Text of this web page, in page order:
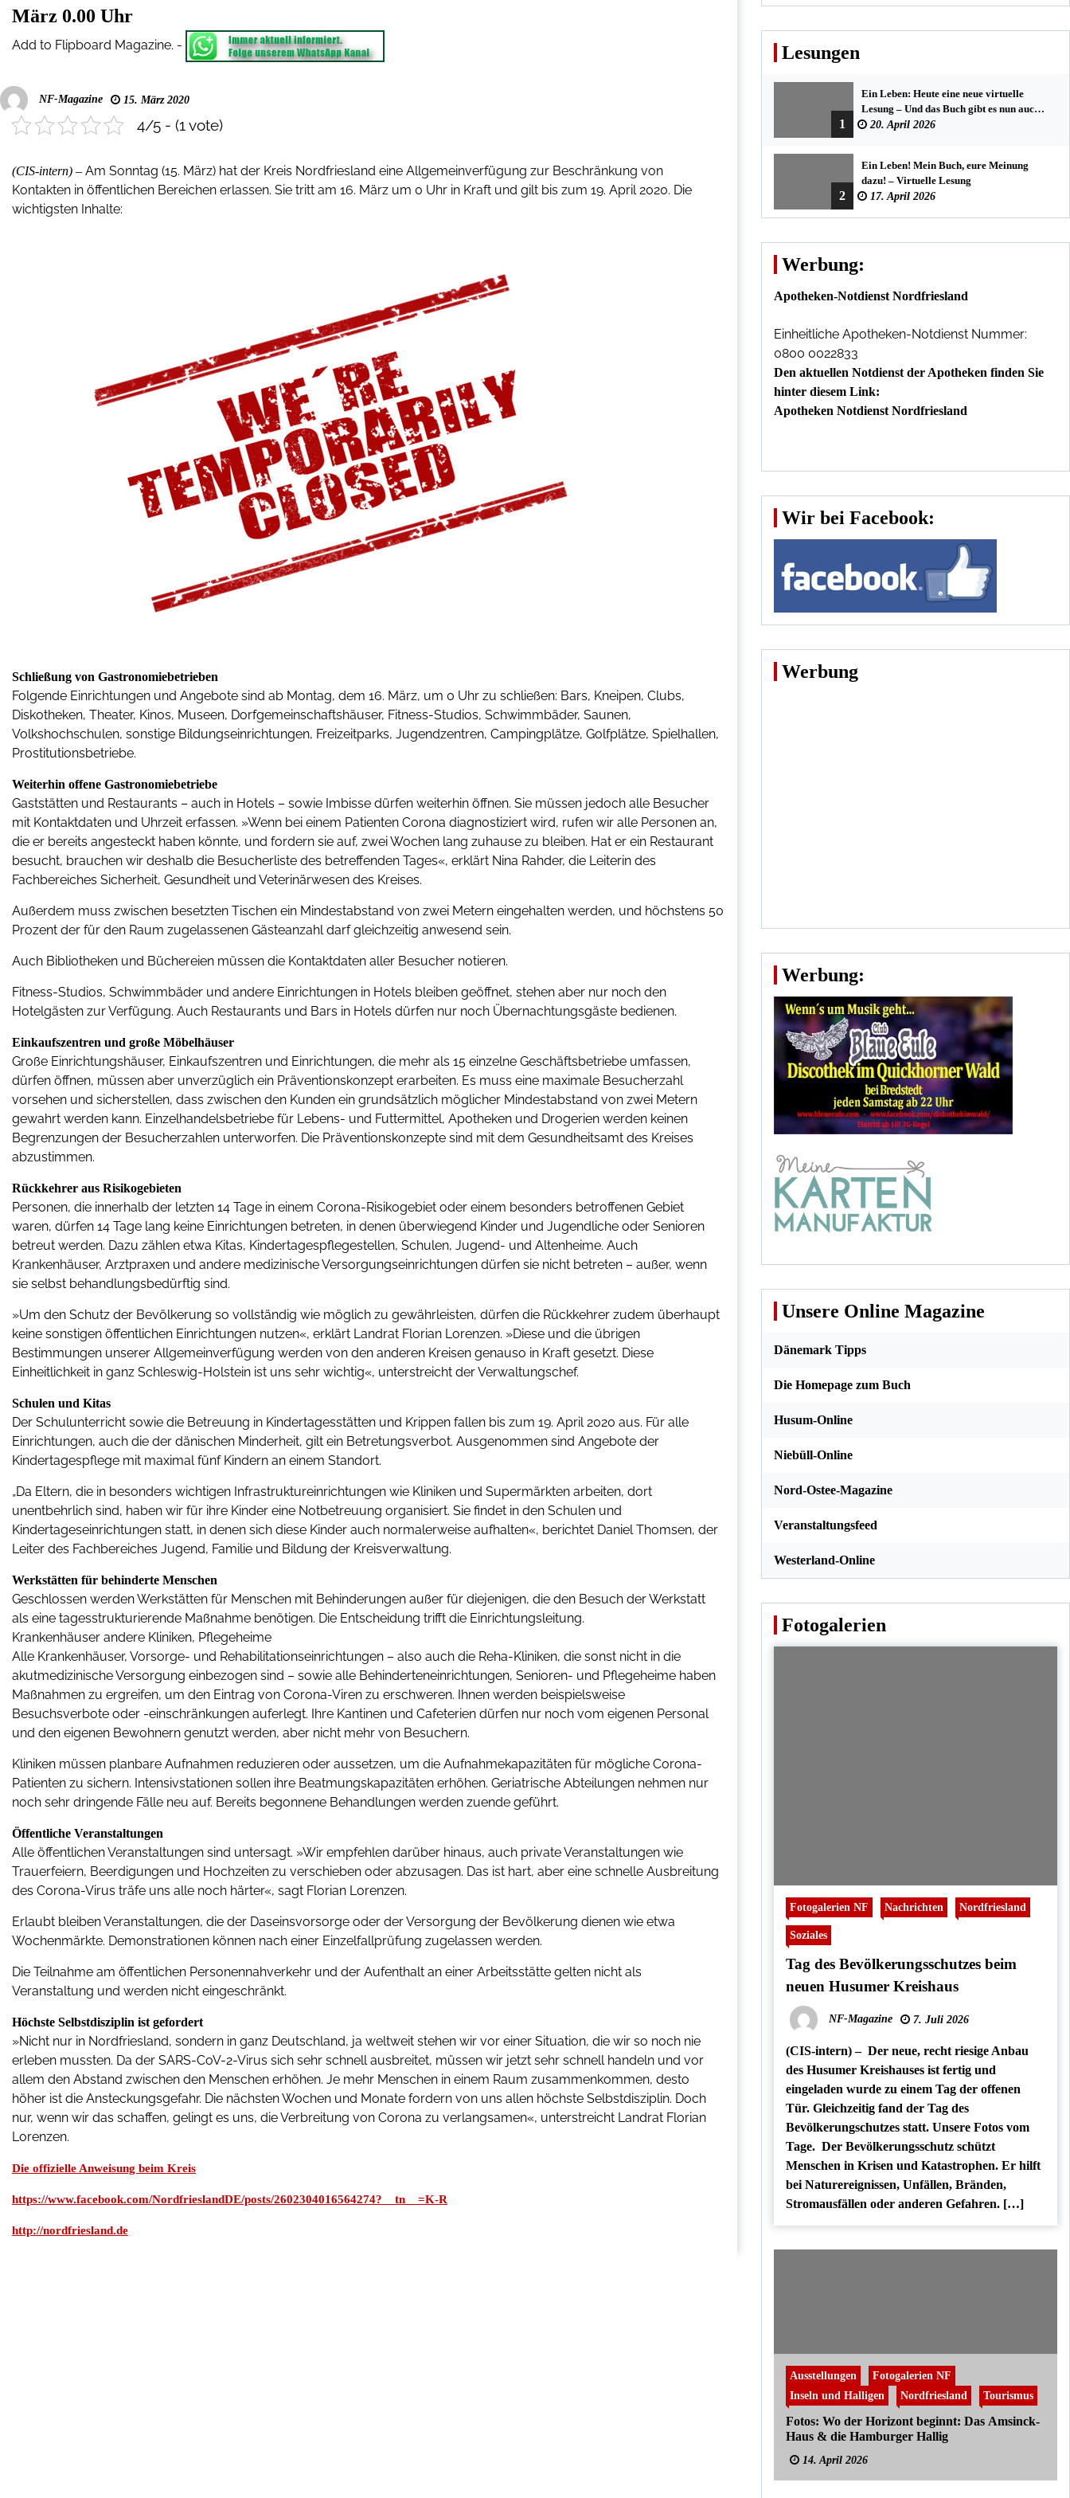
März 0.00 Uhr
Add to Flipboard Magazine. -
NF-Magazine 15. März 2020
4/5 - (1 vote)
(CIS-intern) – Am Sonntag (15. März) hat der Kreis Nordfriesland eine Allgemeinverfügung zur Beschränkung von
Kontakten in öffentlichen Bereichen erlassen. Sie tritt am 16. März um 0 Uhr in Kraft und gilt bis zum 19. April 2020. Die
wichtigsten Inhalte:
Schließung von Gastronomiebetrieben
Folgende Einrichtungen und Angebote sind ab Montag, dem 16. März, um 0 Uhr zu schließen: Bars, Kneipen, Clubs,
Diskotheken, Theater, Kinos, Museen, Dorfgemeinschaftshäuser, Fitness-Studios, Schwimmbäder, Saunen,
Volkshochschulen, sonstige Bildungseinrichtungen, Freizeitparks, Jugendzentren, Campingplätze, Golfplätze, Spielhallen,
Prostitutionsbetriebe.
Weiterhin offene Gastronomiebetriebe
Gaststätten und Restaurants – auch in Hotels – sowie Imbisse dürfen weiterhin öffnen. Sie müssen jedoch alle Besucher
mit Kontaktdaten und Uhrzeit erfassen. »Wenn bei einem Patienten Corona diagnostiziert wird, rufen wir alle Personen an,
die er bereits angesteckt haben könnte, und fordern sie auf, zwei Wochen lang zuhause zu bleiben. Hat er ein Restaurant
besucht, brauchen wir deshalb die Besucherliste des betreffenden Tages«, erklärt Nina Rahder, die Leiterin des
Fachbereiches Sicherheit, Gesundheit und Veterinärwesen des Kreises.
Außerdem muss zwischen besetzten Tischen ein Mindestabstand von zwei Metern eingehalten werden, und höchstens 50
Prozent der für den Raum zugelassenen Gästeanzahl darf gleichzeitig anwesend sein.
Auch Bibliotheken und Büchereien müssen die Kontaktdaten aller Besucher notieren.
Fitness-Studios, Schwimmbäder und andere Einrichtungen in Hotels bleiben geöffnet, stehen aber nur noch den
Hotelgästen zur Verfügung. Auch Restaurants und Bars in Hotels dürfen nur noch Übernachtungsgäste bedienen.
Einkaufszentren und große Möbelhäuser
Große Einrichtungshäuser, Einkaufszentren und Einrichtungen, die mehr als 15 einzelne Geschäftsbetriebe umfassen,
dürfen öffnen, müssen aber unverzüglich ein Präventionskonzept erarbeiten. Es muss eine maximale Besucherzahl
vorsehen und sicherstellen, dass zwischen den Kunden ein grundsätzlich möglicher Mindestabstand von zwei Metern
gewahrt werden kann. Einzelhandelsbetriebe für Lebens- und Futtermittel, Apotheken und Drogerien werden keinen
Begrenzungen der Besucherzahlen unterworfen. Die Präventionskonzepte sind mit dem Gesundheitsamt des Kreises
abzustimmen.
Rückkehrer aus Risikogebieten
Personen, die innerhalb der letzten 14 Tage in einem Corona-Risikogebiet oder einem besonders betroffenen Gebiet
waren, dürfen 14 Tage lang keine Einrichtungen betreten, in denen überwiegend Kinder und Jugendliche oder Senioren
betreut werden. Dazu zählen etwa Kitas, Kindertagespflegestellen, Schulen, Jugend- und Altenheime. Auch
Krankenhäuser, Arztpraxen und andere medizinische Versorgungseinrichtungen dürfen sie nicht betreten – außer, wenn
sie selbst behandlungsbedürftig sind.
»Um den Schutz der Bevölkerung so vollständig wie möglich zu gewährleisten, dürfen die Rückkehrer zudem überhaupt
keine sonstigen öffentlichen Einrichtungen nutzen«, erklärt Landrat Florian Lorenzen. »Diese und die übrigen
Bestimmungen unserer Allgemeinverfügung werden von den anderen Kreisen genauso in Kraft gesetzt. Diese
Einheitlichkeit in ganz Schleswig-Holstein ist uns sehr wichtig«, unterstreicht der Verwaltungschef.
Schulen und Kitas
Der Schulunterricht sowie die Betreuung in Kindertagesstätten und Krippen fallen bis zum 19. April 2020 aus. Für alle
Einrichtungen, auch die der dänischen Minderheit, gilt ein Betretungsverbot. Ausgenommen sind Angebote der
Kindertagespflege mit maximal fünf Kindern an einem Standort.
„Da Eltern, die in besonders wichtigen Infrastruktureinrichtungen wie Kliniken und Supermärkten arbeiten, dort
unentbehrlich sind, haben wir für ihre Kinder eine Notbetreuung organisiert. Sie findet in den Schulen und
Kindertageseinrichtungen statt, in denen sich diese Kinder auch normalerweise aufhalten«, berichtet Daniel Thomsen, der
Leiter des Fachbereiches Jugend, Familie und Bildung der Kreisverwaltung.
Werkstätten für behinderte Menschen
Geschlossen werden Werkstätten für Menschen mit Behinderungen außer für diejenigen, die den Besuch der Werkstatt
als eine tagesstrukturierende Maßnahme benötigen. Die Entscheidung trifft die Einrichtungsleitung.
Krankenhäuser andere Kliniken, Pflegeheime
Alle Krankenhäuser, Vorsorge- und Rehabilitationseinrichtungen – also auch die Reha-Kliniken, die sonst nicht in die
akutmedizinische Versorgung einbezogen sind – sowie alle Behinderteneinrichtungen, Senioren- und Pflegeheime haben
Maßnahmen zu ergreifen, um den Eintrag von Corona-Viren zu erschweren. Ihnen werden beispielsweise
Besuchsverbote oder -einschränkungen auferlegt. Ihre Kantinen und Cafeterien dürfen nur noch vom eigenen Personal
und den eigenen Bewohnern genutzt werden, aber nicht mehr von Besuchern.
Kliniken müssen planbare Aufnahmen reduzieren oder aussetzen, um die Aufnahmekapazitäten für mögliche Corona-
Patienten zu sichern. Intensivstationen sollen ihre Beatmungskapazitäten erhöhen. Geriatrische Abteilungen nehmen nur
noch sehr dringende Fälle neu auf. Bereits begonnene Behandlungen werden zuende geführt.
Öffentliche Veranstaltungen
Alle öffentlichen Veranstaltungen sind untersagt. »Wir empfehlen darüber hinaus, auch private Veranstaltungen wie
Trauerfeiern, Beerdigungen und Hochzeiten zu verschieben oder abzusagen. Das ist hart, aber eine schnelle Ausbreitung
des Corona-Virus träfe uns alle noch härter«, sagt Florian Lorenzen.
Erlaubt bleiben Veranstaltungen, die der Daseinsvorsorge oder der Versorgung der Bevölkerung dienen wie etwa
Wochenmärkte. Demonstrationen können nach einer Einzelfallprüfung zugelassen werden.
Die Teilnahme am öffentlichen Personennahverkehr und der Aufenthalt an einer Arbeitsstätte gelten nicht als
Veranstaltung und werden nicht eingeschränkt.
Höchste Selbstdisziplin ist gefordert
»Nicht nur in Nordfriesland, sondern in ganz Deutschland, ja weltweit stehen wir vor einer Situation, die wir so noch nie
erleben mussten. Da der SARS-CoV-2-Virus sich sehr schnell ausbreitet, müssen wir jetzt sehr schnell handeln und vor
allem den Abstand zwischen den Menschen erhöhen. Je mehr Menschen in einem Raum zusammenkommen, desto
höher ist die Ansteckungsgefahr. Die nächsten Wochen und Monate fordern von uns allen höchste Selbstdisziplin. Doch
nur, wenn wir das schaffen, gelingt es uns, die Verbreitung von Corona zu verlangsamen«, unterstreicht Landrat Florian
Lorenzen.
Die offizielle Anweisung beim Kreis
https://www.facebook.com/NordfrieslandDE/posts/2602304016564274?__tn__=K-R
http://nordfriesland.de
Lesungen
1
Ein Leben: Heute eine neue virtuelle
Lesung – Und das Buch gibt es nun auch
in der Bredstedter Stadtbuchhandlung
20. April 2026
2
Ein Leben! Mein Buch, eure Meinung
dazu! – Virtuelle Lesung
17. April 2026
Werbung:
Apotheken-Notdienst Nordfriesland
Einheitliche Apotheken-Notdienst Nummer:
0800 0022833
Den aktuellen Notdienst der Apotheken finden Sie
hinter diesem Link:
Apotheken Notdienst Nordfriesland
Wir bei Facebook:
Werbung
Werbung:
Unsere Online Magazine
Dänemark Tipps
Die Homepage zum Buch
Husum-Online
Niebüll-Online
Nord-Ostee-Magazine
Veranstaltungsfeed
Westerland-Online
Fotogalerien
Fotogalerien NF Nachrichten Nordfriesland
Soziales
Tag des Bevölkerungsschutzes beim
neuen Husumer Kreishaus
NF-Magazine 7. Juli 2026
(CIS-intern) – Der neue, recht riesige Anbau
des Husumer Kreishauses ist fertig und
eingeladen wurde zu einem Tag der offenen
Tür. Gleichzeitig fand der Tag des
Bevölkerungschutzes statt. Unsere Fotos vom
Tage. Der Bevölkerungsschutz schützt
Menschen in Krisen und Katastrophen. Er hilft
bei Naturereignissen, Unfällen, Bränden,
Stromausfällen oder anderen Gefahren. […]
Ausstellungen
Fotogalerien NF
Inseln und Halligen
Nordfriesland Tourismus
Fotos: Wo der Horizont beginnt: Das Amsinck-
Haus & die Hamburger Hallig
14. April 2026